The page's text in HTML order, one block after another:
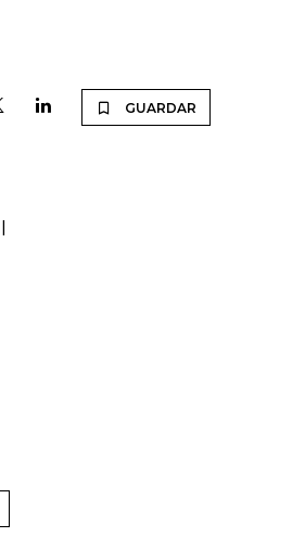
GUARDAR